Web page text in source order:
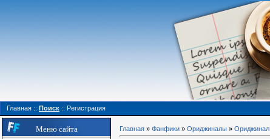
Главная :: Поиск :: Регистрация
Меню сайта Главная » Фанфики » Ориджиналы » Ориджинал